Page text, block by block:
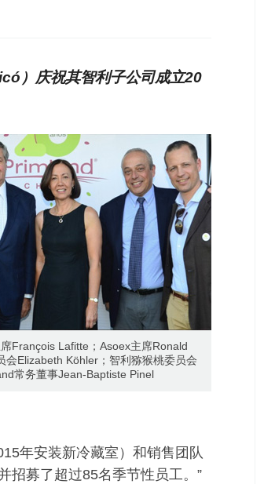
）庆祝其智利子公司成立20
François Lafitte；Asoex主席Ronald
会Elizabeth Köhler；智利猕猴桃委员会
常务董事Jean-Baptiste Pinel
年安装新冷藏室）和销售团队
招募了超过85名季节性员工。”